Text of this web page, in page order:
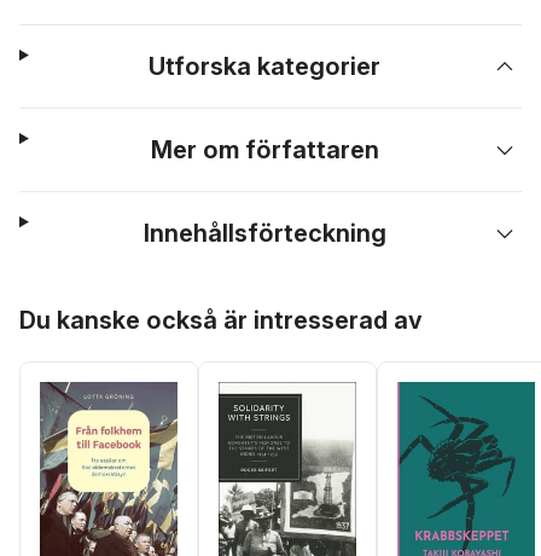
Utforska kategorier
Mer om författaren
Innehållsförteckning
Du kanske också är intresserad av